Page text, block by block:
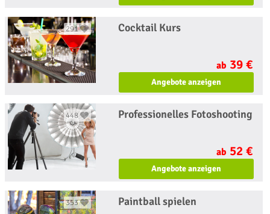
291 Cocktail Kurs
ab 39 €
Angebote anzeigen
448 Professionelles Fotoshooting
ab 52 €
Angebote anzeigen
353 Paintball spielen